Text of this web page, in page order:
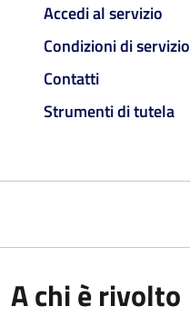
Accedi al servizio
Condizioni di servizio
Contatti
Strumenti di tutela
A chi è rivolto